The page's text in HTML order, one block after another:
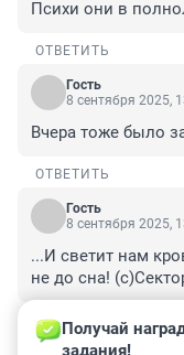
Психи они в
ОТВЕТИТЬ
Гость
8 сентября 2025,
Вчера тоже было
ОТВЕТИТЬ
Гость
8 сентября 2025,
...И светит нам
не до сна!
ОТВЕТИТЬ
Получай
задания!